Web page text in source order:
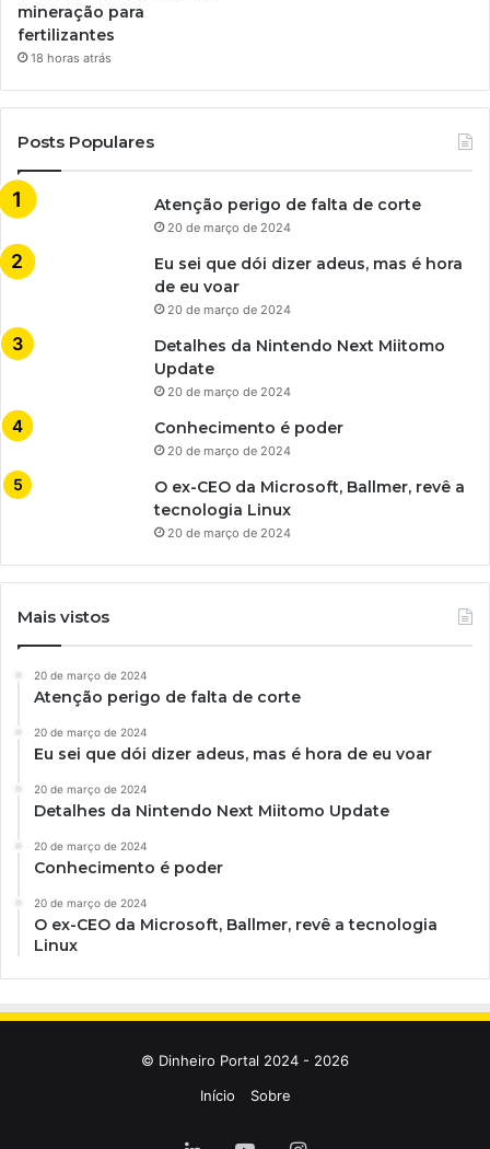
mineração para
fertilizantes
18 horas atrás
Posts Populares
Atenção perigo de falta de corte
20 de março de 2024
Eu sei que dói dizer adeus, mas é hora
de eu voar
20 de março de 2024
Detalhes da Nintendo Next Miitomo
Update
20 de março de 2024
Conhecimento é poder
20 de março de 2024
O ex-CEO da Microsoft, Ballmer, revê a
tecnologia Linux
20 de março de 2024
Mais vistos
20 de março de 2024
Atenção perigo de falta de corte
20 de março de 2024
Eu sei que dói dizer adeus, mas é hora de eu voar
20 de março de 2024
Detalhes da Nintendo Next Miitomo Update
20 de março de 2024
Conhecimento é poder
20 de março de 2024
O ex-CEO da Microsoft, Ballmer, revê a tecnologia
Linux
© Dinheiro Portal 2024 - 2026
Início
Sobre